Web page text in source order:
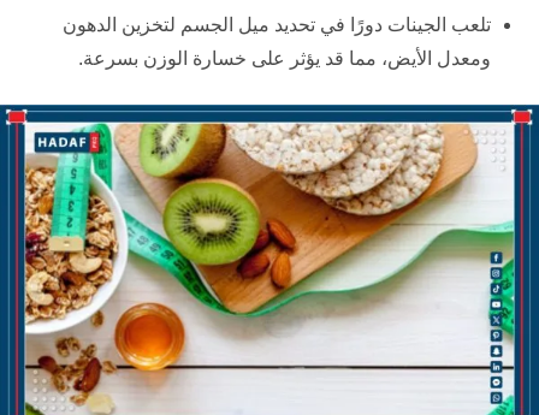
تلعب الجينات دورًا في تحديد ميل الجسم لتخزين الدهون
ومعدل الأيض، مما قد يؤثر على خسارة الوزن بسرعة.